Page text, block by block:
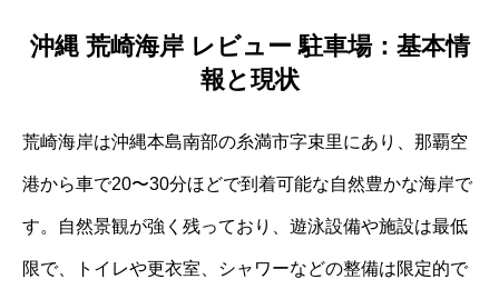
沖縄 荒崎海岸 レビュー 駐車場：基本情
報と現状
荒崎海岸は沖縄本島南部の糸満市字束里にあり、那覇空
港から車で20〜30分ほどで到着可能な自然豊かな海岸で
す。自然景観が強く残っており、遊泳設備や施設は最低
限で、トイレや更衣室、シャワーなどの整備は限定的で